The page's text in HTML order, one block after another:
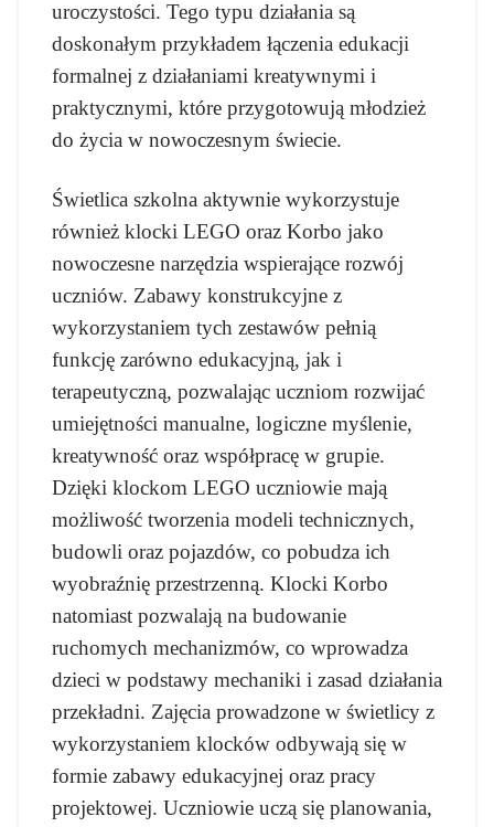
uroczystości. Tego typu działania są
doskonałym przykładem łączenia edukacji
formalnej z działaniami kreatywnymi i
praktycznymi, które przygotowują młodzież
do życia w nowoczesnym świecie.
Świetlica szkolna aktywnie wykorzystuje
również klocki LEGO oraz Korbo jako
nowoczesne narzędzia wspierające rozwój
uczniów. Zabawy konstrukcyjne z
wykorzystaniem tych zestawów pełnią
funkcję zarówno edukacyjną, jak i
terapeutyczną, pozwalając uczniom rozwijać
umiejętności manualne, logiczne myślenie,
kreatywność oraz współpracę w grupie.
Dzięki klockom LEGO uczniowie mają
możliwość tworzenia modeli technicznych,
budowli oraz pojazdów, co pobudza ich
wyobraźnię przestrzenną. Klocki Korbo
natomiast pozwalają na budowanie
ruchomych mechanizmów, co wprowadza
dzieci w podstawy mechaniki i zasad działania
przekładni. Zajęcia prowadzone w świetlicy z
wykorzystaniem klocków odbywają się w
formie zabawy edukacyjnej oraz pracy
projektowej. Uczniowie uczą się planowania,